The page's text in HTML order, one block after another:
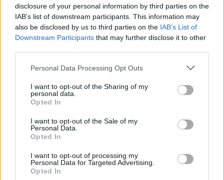
disclosure of your personal information by third parties on the
IAB’s list of downstream participants. This information may
also be disclosed by us to third parties on the IAB’s List of
Downstream Participants that may further disclose it to other
Please note that this website/app uses one or more Google
not limited to your visit or usage behaviour. You may click to
grant or deny consent to Google and its third-party tags to
use your data for below specified purposes in below Google
consent section.
Personal Data Processing Opt Outs
I want to opt-out of the Sharing of my
personal data.
Opted In
I want to opt-out of the Sale of my
Personal Data.
Opted In
I want to opt-out of processing my
Personal Data for Targeted Advertising.
Opted In
Mindezek mellett pedig az is lendületet adhat a
magyar versenyzőnek, hogy a legutóbbi,
Donington Parkban rendezett forduló mégsem